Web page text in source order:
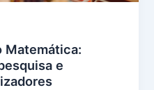
Matemática:
e